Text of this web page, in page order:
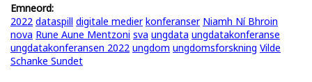
Emneord:
2022 dataspill digitale medier konferanser Niamh Ní Bhroin
nova Rune Aune Mentzoni sva ungdata ungdatakonferanse
ungdatakonferansen 2022 ungdom ungdomsforskning Vilde
Schanke Sundet